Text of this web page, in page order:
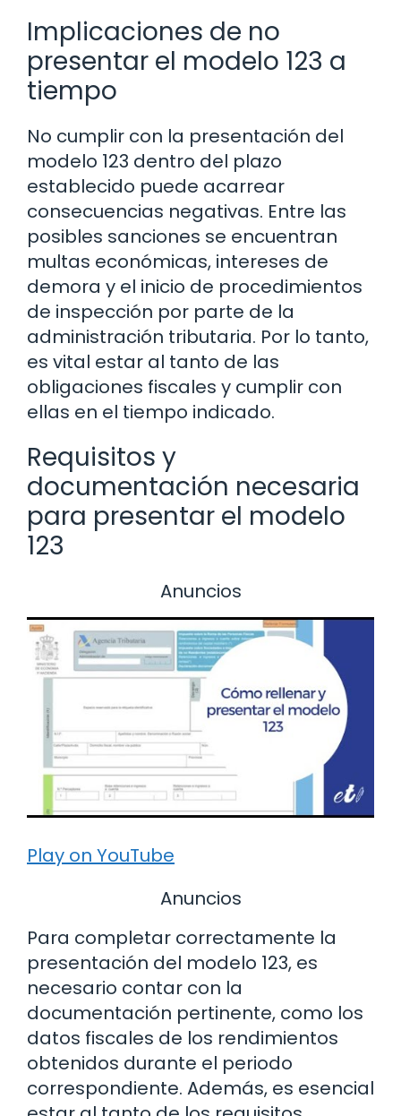
Implicaciones de no
presentar el modelo 123 a
tiempo
No cumplir con la presentación del
modelo 123 dentro del plazo
establecido puede acarrear
consecuencias negativas. Entre las
posibles sanciones se encuentran
multas económicas, intereses de
demora y el inicio de procedimientos
de inspección por parte de la
administración tributaria. Por lo tanto,
es vital estar al tanto de las
obligaciones fiscales y cumplir con
ellas en el tiempo indicado.
Requisitos y
documentación necesaria
para presentar el modelo
123
Anuncios
Play on YouTube
Anuncios
Para completar correctamente la
presentación del modelo 123, es
necesario contar con la
documentación pertinente, como los
datos fiscales de los rendimientos
obtenidos durante el periodo
correspondiente. Además, es esencial